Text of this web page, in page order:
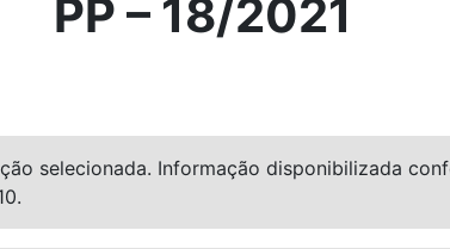
PP – 18/2021
selecionada. Informação disponibilizada